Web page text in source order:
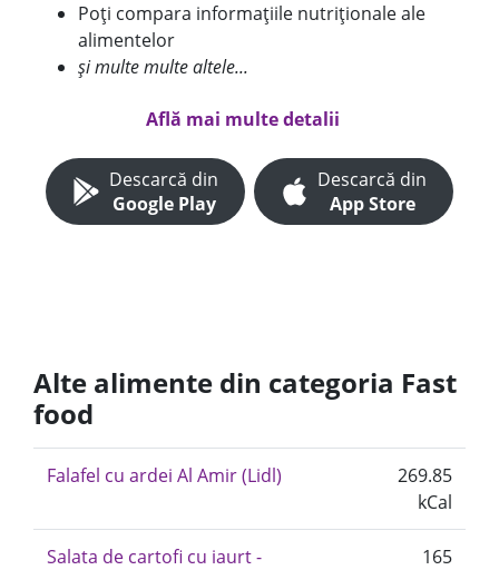
Poți compara informațiile nutriționale ale
alimentelor
și multe multe altele...
Află mai multe detalii
Descarcă din
Google Play
Descarcă din
App Store
Alte alimente din categoria Fast
food
Falafel cu ardei Al Amir (Lidl)
269.85
kCal
Salata de cartofi cu iaurt -
165